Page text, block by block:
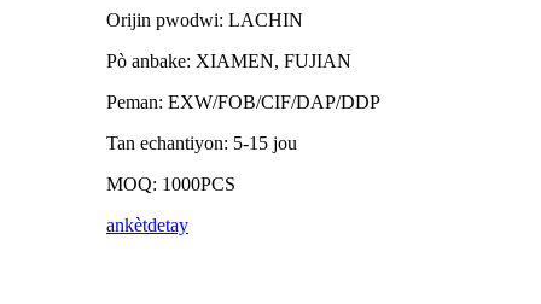
Orijin pwodwi: LACHIN
Pò anbake: XIAMEN, FUJIAN
Peman: EXW/FOB/CIF/DAP/DDP
Tan echantiyon: 5-15 jou
MOQ: 1000PCS
ankètdetay